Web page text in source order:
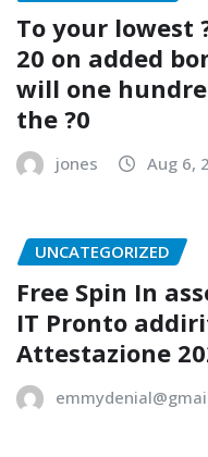
To your lowest
20 on added
will one
the ?0
jones Aug 6,
UNCATEGORIZED
Free Spin In
IT Pronto
Attestazione